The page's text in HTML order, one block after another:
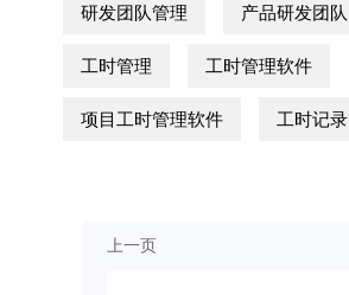
研发团队管理 产品研发团队
工时管理 工时管理软件
项目工时管理软件 工时记录
上一页